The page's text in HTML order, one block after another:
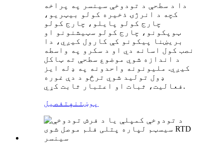
دا د سطحې د تودوخې سینسر په پراخه
کچه د انرژۍ ذخیره کولو بیټریو،
چارج کولو پایلو، چارج کولو
ټوپکونو، چارج کولو سټیشنونو او
بریښنا پیکونو کې کارول کیږي، دا
نصب کول اسانه دي او د سکرو په واسطه
د اندازه شوي موضوع سطحې ته ټاکل
کیږي. ملیونونه واحدونه په ډله ایز
ډول تولید شوي ترڅو د دې غوره
فعالیت، ثبات او اعتبار ثابت کړي.
پوښتنه تفصیل